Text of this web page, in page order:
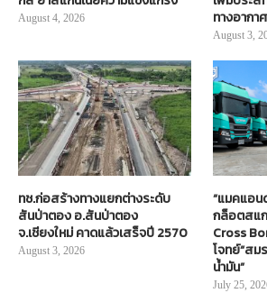
August 4, 2026
ทางอากาศ
August 3,
ทช.ก่อสร้างทางแยกต่างระดับ
สันป่าตอง อ.สันป่าตอง
จ.เชียงใหม่ คาดแล้วเสร็จปี 2570
August 3, 2026
“แมคแอ
กล็อตสแ
Cross
โจทย์“ส
น้ำมัน”
July 25,